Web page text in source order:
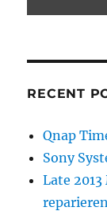
RECENT
Qnap
Sony
Late 2013
reparieren